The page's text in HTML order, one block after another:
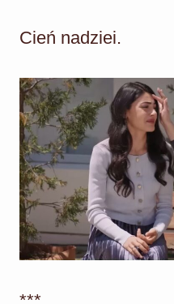
Cień nadziei.